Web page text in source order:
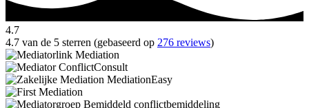
4.7
4.7 van de 5 sterren (gebaseerd op 276 reviews)